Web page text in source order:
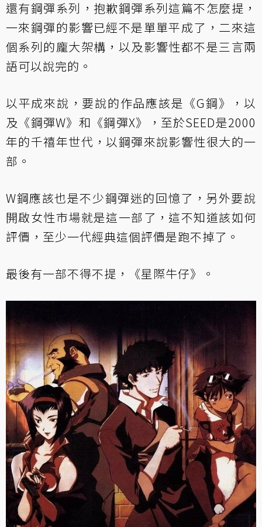
還有鋼彈系列，抱歉鋼彈系列這篇不怎麼提，
一來鋼彈的影響已經不是單單平成了，二來這
個系列的龐大架構，以及影響性都不是三言兩
語可以說完的。
以平成來說，要說的作品應該是《G鋼》，以
及《鋼彈W》和《鋼彈X》，至於SEED是2000
年的千禧年世代，以鋼彈來說影響性很大的一
部。
W鋼應該也是不少鋼彈迷的回憶了，另外要說
開啟女性市場就是這一部了，這不知道該如何
評價，至少一代經典這個評價是跑不掉了。
最後有一部不得不提，《星際牛仔》。